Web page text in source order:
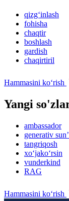
qizg‘inlash
fohisha
chaqtir
boshlash
gardish
chaqirtiril
Hammasini ko‘rish
Yangi
ambassador
generativ
tangriqosh
xo‘jako‘rsin
vunderkind
RAG
Hammasini ko‘rish